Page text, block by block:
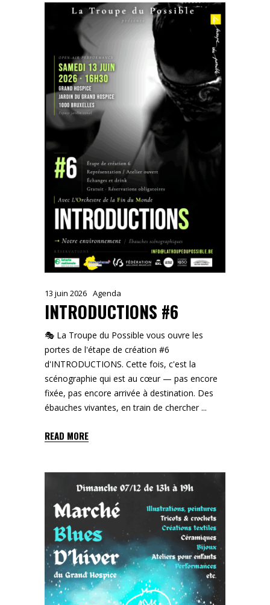
13 juin 2026 Agenda
INTRODUCTIONS #6
🎭 La Troupe du Possible vous ouvre les
portes de l'étape de création #6
d'INTRODUCTIONS. Cette fois, c'est la
scénographie qui est au cœur — pas encore
fixée, pas encore arrivée à destination. Des
ébauches vivantes, en train de chercher
READ MORE